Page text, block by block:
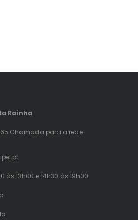
Rainha
Chamada para a rede
às 13h00 e 14h30 às 19h00